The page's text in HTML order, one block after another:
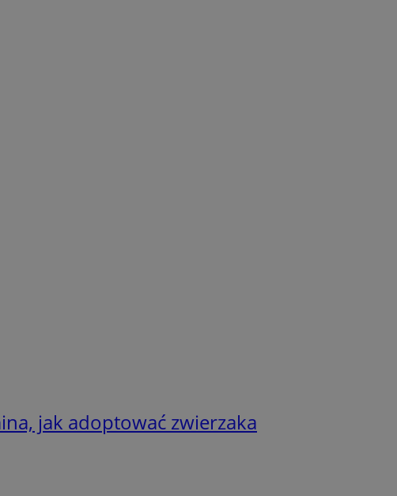
jak adoptować zwierzaka